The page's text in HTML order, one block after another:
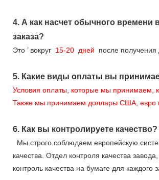
4. А как насчет обычного времени
заказа?
Это ’вокруг 15-20 дней после получения
5. Какие виды оплаты вы
Условия оплаты, которые мы принимаем,
Также мы принимаем доллары США, евро
6. Как вы контролируете качество?
Мы строго соблюдаем европейскую
качества. Отдел контроля качества
контроль качества на бумаге для каждого